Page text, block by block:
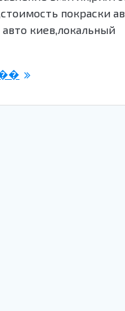
покраски
киев,локальный